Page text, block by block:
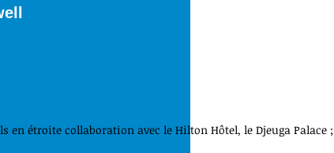
en étroite collaboration avec le Hilton Hôtel, le Djeuga